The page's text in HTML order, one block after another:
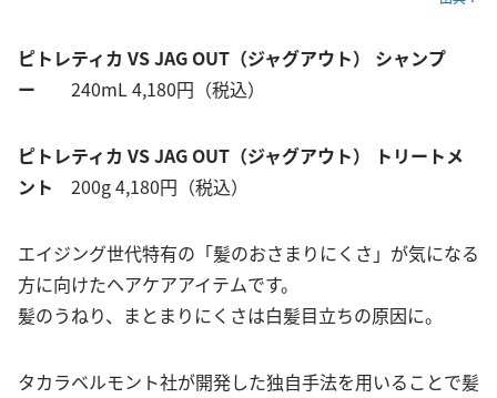
ピトレティカ VS JAG OUT（ジャグアウト） シャンプ
ー
240mL 4,180円（税込）
ピトレティカ VS JAG OUT（ジャグアウト） トリートメ
ント 200g 4,180円（税込）
エイジング世代特有の「髪のおさまりにくさ」が気になる
方に向けたヘアケアアイテムです。
髪のうねり、まとまりにくさは白髪目立ちの原因に。
タカラベルモント社が開発した独自手法を用いることで髪